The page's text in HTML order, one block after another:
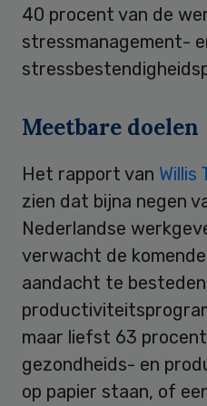
40 procent van de
stressmanagement-
Meetbare doelen
Het rapport van Willis
zien dat bijna negen
Nederlandse
verwacht de
aandacht te
maar liefst 63
gezondheids- en
op papier staan, of